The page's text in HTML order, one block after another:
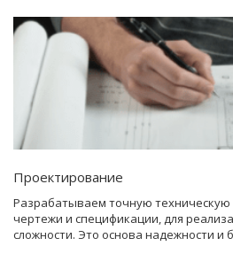
Проектирование
Разрабатываем точную
чертежи и спецификации, для
сложности. Это основа надежности и